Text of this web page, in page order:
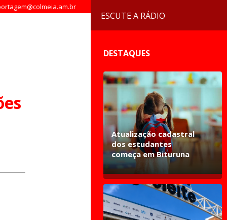
ESCUTE A RÁDIO
DESTAQUES
Atualização cadastral
dos estudantes
começa em Bituruna